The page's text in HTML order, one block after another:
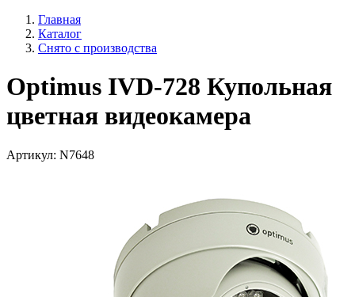
Главная
Каталог
Снято с производства
Optimus IVD-728 Купольная
цветная видеокамера
Артикул: N7648